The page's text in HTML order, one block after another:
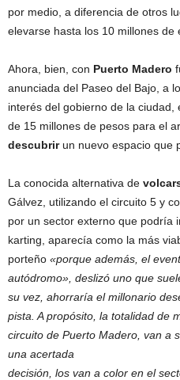
por medio, a diferencia de otros
elevarse hasta los 10 millones de
Ahora, bien, con Puerto Madero
anunciada del Paseo del Bajo, a
interés del gobierno de la
de 15 millones de pesos para el
descubrirun nuevo espacio que
La conocida alternativa de
Gálvez, utilizando el circuito 5 y
por un sector externo que podría
karting, aparecía como la más
porteño «porque además, el
autódromo», deslizó uno que
su vez, ahorraría el millonario
pista. A propósito, la totalidad de
circuito de Puerto Madero, van a
una acertada
decisión, los van a color en el